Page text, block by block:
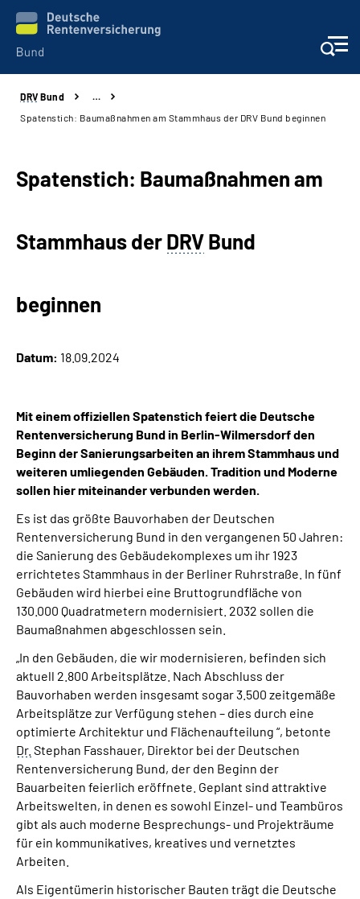
Beratung & Kontakt
Presse
Karriere
Leichte Sprache
Suche
Mein Kundenportal
DRV Bund
…
Spatenstich: Baumaßnahmen am Stammhaus der DRV Bund beginnen
Spatenstich: Baumaßnahmen am
Stammhaus derDRVBund
beginnen
Datum: 18.09.2024
Mit einem offiziellen Spatenstich feiert die Deutsche
Rentenversicherung Bund in Berlin-Wilmersdorf den
Beginn der Sanierungsarbeiten an ihrem Stammhaus und
weiteren umliegenden Gebäuden. Tradition und Moderne
sollen hier miteinander verbunden werden.
Es ist das größte Bauvorhaben der Deutschen
Rentenversicherung Bund in den vergangenen 50 Jahren:
die Sanierung des Gebäudekomplexes um ihr 1923
errichtetes Stammhaus in der Berliner Ruhrstraße. In fünf
Gebäuden wird hierbei eine Bruttogrundfläche von
130.000 Quadratmetern modernisiert. 2032 sollen die
Baumaßnahmen abgeschlossen sein.
„In den Gebäuden, die wir modernisieren, befinden sich
aktuell 2.800 Arbeitsplätze. Nach Abschluss der
Bauvorhaben werden insgesamt sogar 3.500 zeitgemäße
Arbeitsplätze zur Verfügung stehen – dies durch eine
optimierte Architektur und Flächenaufteilung “, betonte
Dr. Stephan Fasshauer, Direktor bei der Deutschen
Rentenversicherung Bund, der den Beginn der
Bauarbeiten feierlich eröffnete. Geplant sind attraktive
Arbeitswelten, in denen es sowohl Einzel- und Teambüros
gibt als auch moderne Besprechungs- und Projekträume
für ein kommunikatives, kreatives und vernetztes
Arbeiten.
Als Eigentümerin historischer Bauten trägt die Deutsche